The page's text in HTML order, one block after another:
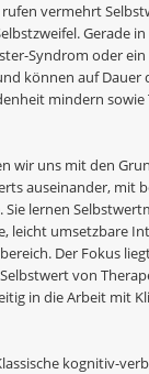
rufen vermehrt
Gerade
Syndrom oder
können auf Dauer
mindern sowie
wir uns mit den
auseinander, mit
Sie lernen
leicht umsetzbare
Der Fokus
von
in die Arbeit mit
kognitiv-